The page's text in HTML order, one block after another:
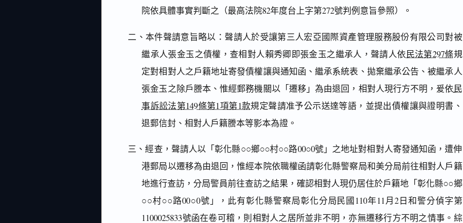
院依具體事實判斷之（最高法院82年度台上字第272號判例意旨參照）。
二、本件聲請意旨略以：聲請人於受讓第三人宏亞國際資產管理服務股份有限公司對被
繼承人張金玉之債權，查相對人賴秀卿即張金玉之繼承人，聲請人依民法第297條規
定對相對人之戶籍地址寄發債權讓與通知函、繼承系統表、拋棄繼承公告、被繼承人
張金玉之除戶謄本、惟經郵務機關以「遷移」為由退回，相對人現行方不明，爰依民
事訴訟法第149條第1項第1款規定聲請准予公示送達等語，並提出債權讓與證明書、
退郵信封、相對人戶籍謄本等影本為證。
三、經查，聲請人以「彰化縣○○鄉○○村○○路00○0號」之地址對相對人寄發通知函，遭伸
港郵局以遷移為由退回，惟經本院依職權函請彰化縣警察局和美分局前往相對人戶籍
地進行查訪，分局警員前往查訪之結果，確認相對人現仍居住於戶籍地「彰化縣○○鄉
○○村○○路00○0號」，此有彰化縣警察局彰化分局民國110年11月2日和警分偵字第
1100025833號函在卷可稽，則相對人之居所並非不明，亦無遷移行方不明之情事。綜